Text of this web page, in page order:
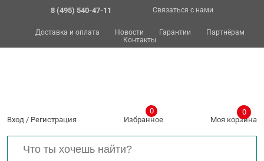
8 (495) 540-47-11 Связаться с нами
Доставка и оплата Новости Гарантии
Партнёрам
Контакты
Вход / Регистрация Избранное
0
Моя корзина
0